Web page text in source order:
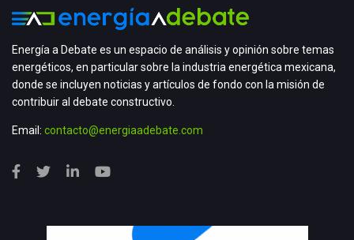
Energía a Debate es un espacio de análisis y opinión sobre temas
energéticos, en particular sobre la industria energética mexicana,
donde se incluyen noticias y artículos de fondo con la misión de
contribuir al debate constructivo.
Email: contacto@energiaadebate.com